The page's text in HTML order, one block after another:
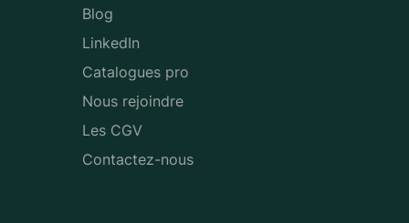
Blog
LinkedIn
Catalogues pro
Nous rejoindre
Les CGV
Contactez-nous